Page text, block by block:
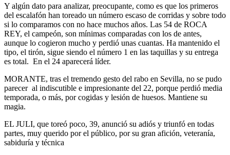
Y algún dato para analizar, preocupante, como es que los primeros
del escalafón han toreado un número escaso de corridas y sobre todo
si lo comparamos con no hace muchos años. Las 54 de ROCA
REY, el campeón, son mínimas comparadas con los de antes,
aunque lo cogieron mucho y perdió unas cuantas. Ha mantenido el
tipo, el tirón, sigue siendo el número 1 en las taquillas y su entrega
es total. En el 24 aparecerá líder.
MORANTE, tras el tremendo gesto del rabo en Sevilla, no se pudo
parecer al indiscutible e impresionante del 22, porque perdió media
temporada, o más, por cogidas y lesión de huesos. Mantiene su
magia.
EL JULI, que toreó poco, 39, anunció su adiós y triunfó en todas
partes, muy querido por el público, por su gran afición, veteranía,
sabiduría y técnica